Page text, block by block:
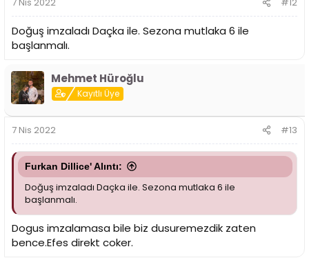
Doğuş imzaladı Daçka ile. Sezona mutlaka 6 ile
başlanmalı.
Mehmet Hüroğlu
Kayıtlı Üye
7 Nis 2022 #13
Furkan Dillice' Alıntı:
Doğuş imzaladı Daçka ile. Sezona mutlaka 6 ile
başlanmalı.
Dogus imzalamasa bile biz dusuremezdik zaten
bence.Efes direkt coker.